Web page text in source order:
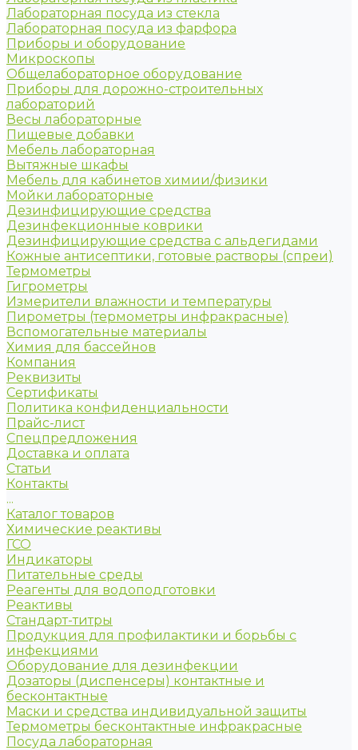
Лабораторная посуда из стекла
Лабораторная посуда из фарфора
Приборы и оборудование
Микроскопы
Общелабораторное оборудование
Приборы для дорожно-строительных
лабораторий
Весы лабораторные
Пищевые добавки
Мебель лабораторная
Вытяжные шкафы
Мебель для кабинетов химии/физики
Мойки лабораторные
Дезинфицирующие средства
Дезинфекционные коврики
Дезинфицирующие средства с альдегидами
Кожные антисептики, готовые растворы (спреи)
Термометры
Гигрометры
Измерители влажности и температуры
Пирометры (термометры инфракрасные)
Вспомогательные материалы
Химия для бассейнов
Компания
Реквизиты
Сертификаты
Политика конфиденциальности
Прайс-лист
Спецпредложения
Доставка и оплата
Статьи
Контакты
...
Каталог товаров
Химические реактивы
ГСО
Индикаторы
Питательные среды
Реагенты для водоподготовки
Реактивы
Стандарт-титры
Продукция для профилактики и борьбы с
инфекциями
Оборудование для дезинфекции
Дозаторы (диспенсеры) контактные и
бесконтактные
Маски и средства индивидуальной защиты
Термометры бесконтактные инфракрасные
Посуда лабораторная